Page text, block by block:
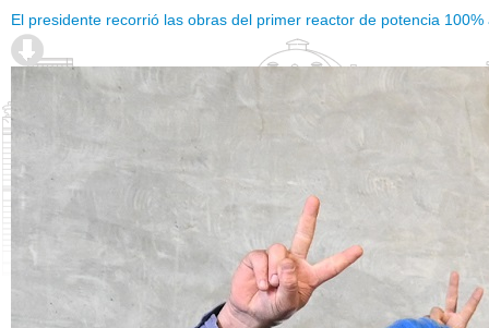
El presidente recorrió las obras del primer reactor de potencia 100%